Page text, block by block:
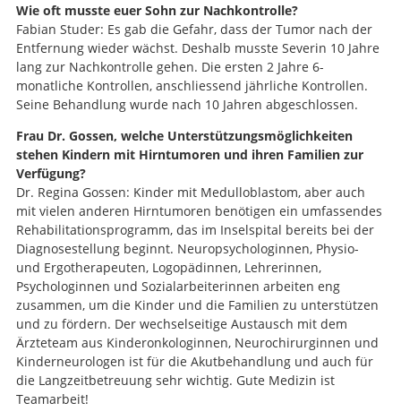
Wie oft musste euer Sohn zur Nachkontrolle?
Fabian Studer: Es gab die Gefahr, dass der Tumor nach der
Entfernung wieder wächst. Deshalb musste Severin 10 Jahre
lang zur Nachkontrolle gehen. Die ersten 2 Jahre 6-
monatliche Kontrollen, anschliessend jährliche Kontrollen.
Seine Behandlung wurde nach 10 Jahren abgeschlossen.
Frau Dr. Gossen, welche Unterstützungsmöglichkeiten
stehen Kindern mit Hirntumoren und ihren Familien zur
Verfügung?
Dr. Regina Gossen: Kinder mit Medulloblastom, aber auch
mit vielen anderen Hirntumoren benötigen ein umfassendes
Rehabilitationsprogramm, das im Inselspital bereits bei der
Diagnosestellung beginnt. Neuropsychologinnen, Physio-
und Ergotherapeuten, Logopädinnen, Lehrerinnen,
Psychologinnen und Sozialarbeiterinnen arbeiten eng
zusammen, um die Kinder und die Familien zu unterstützen
und zu fördern. Der wechselseitige Austausch mit dem
Ärzteteam aus Kinderonkologinnen, Neurochirurginnen und
Kinderneurologen ist für die Akutbehandlung und auch für
die Langzeitbetreuung sehr wichtig. Gute Medizin ist
Teamarbeit!